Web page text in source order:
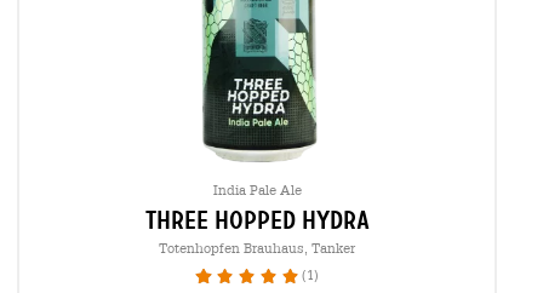
India Pale Ale
three hopped hydra
Totenhopfen Brauhaus, Tanker
100% (1)